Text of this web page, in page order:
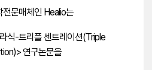
전문매체인 Healio는
식-트리플 센트레이션(Triple
연구논문을